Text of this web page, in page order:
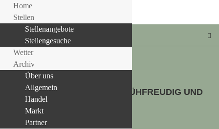
FREILANDBEGONIEN – BLÜHFREUDIG UND
Home
Stellen
Stellenangebote
Stellengesuche
Wetter
Archiv
Über uns
Allgemein
Handel
Markt
Partner